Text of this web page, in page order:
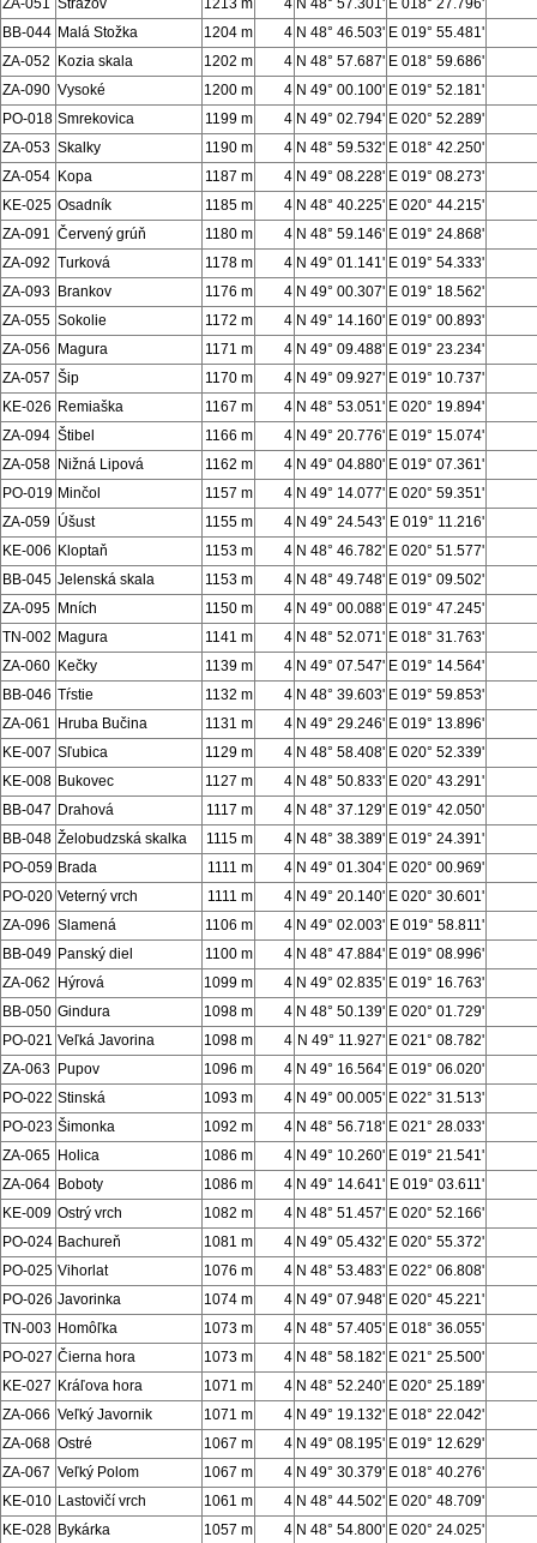
ZA-051 Stražov 1213 m 4 N 48° 57.301' E 018° 27.796'
BB-044 Malá Stožka 1204 m 4 N 48° 46.503' E 019° 55.481'
ZA-052
Kozia skala 1202 m 4 N 48° 57.687' E 018° 59.686'
ZA-090 Vysoké 1200 m 4 N 49° 00.100' E 019° 52.181'
PO-018 Smrekovica 1199 m 4 N 49° 02.794' E 020° 52.289'
ZA-053 Skalky 1190 m 4 N 48° 59.532' E 018° 42.250'
ZA-054 Kopa 1187 m 4 N 49° 08.228' E 019° 08.273'
KE-025 Osadník 1185 m 4 N 48° 40.225' E 020° 44.215'
ZA-091 Červený grúň 1180 m 4 N 48° 59.146' E 019° 24.868'
ZA-092 Turková 1178 m 4 N 49° 01.141' E 019° 54.333'
ZA-093 Brankov 1176 m 4 N 49° 00.307' E 019° 18.562'
ZA-055 Sokolie 1172 m 4 N 49° 14.160' E 019° 00.893'
ZA-056
Magura 1171 m 4 N 49° 09.488' E 019° 23.234'
ZA-057 Šip 1170 m 4 N 49° 09.927' E 019° 10.737'
KE-026 Remiaška 1167 m 4 N 48° 53.051' E 020° 19.894'
ZA-094 Štibel 1166 m 4 N 49° 20.776' E 019° 15.074'
ZA-058 Nižná Lipová 1162 m 4 N 49° 04.880' E 019° 07.361'
PO-019 Minčol 1157 m 4 N 49° 14.077' E 020° 59.351'
ZA-059 Úšust 1155 m 4 N 49° 24.543' E 019° 11.216'
KE-006 Kloptaň 1153 m 4 N 48° 46.782' E 020° 51.577'
BB-045 Jelenská skala 1153 m 4 N 48° 49.748' E 019° 09.502'
ZA-095 Mních 1150 m 4 N 49° 00.088' E 019° 47.245'
TN-002 Magura 1141 m 4 N 48° 52.071' E 018° 31.763'
ZA-060 Kečky 1139 m 4 N 49° 07.547' E 019° 14.564'
BB-046 Tŕstie 1132 m 4 N 48° 39.603' E 019° 59.853'
ZA-061
Hruba Bučina 1131 m 4 N 49° 29.246' E 019° 13.896'
KE-007 Sľubica 1129 m 4 N 48° 58.408' E 020° 52.339'
KE-008 Bukovec 1127 m 4 N 48° 50.833' E 020° 43.291'
BB-047 Drahová 1117 m 4 N 48° 37.129' E 019° 42.050'
BB-048 Želobudzská skalka 1115 m 4 N 48° 38.389' E 019° 24.391'
PO-059 Brada 1111 m 4 N 49° 01.304' E 020° 00.969'
PO-020 Veterný vrch 1111 m 4 N 49° 20.140' E 020° 30.601'
ZA-096 Slamená 1106 m 4 N 49° 02.003' E 019° 58.811'
BB-049 Panský diel 1100 m 4 N 48° 47.884' E 019° 08.996'
ZA-062
Hýrová 1099 m 4 N 49° 02.835' E 019° 16.763'
BB-050 Gindura 1098 m 4 N 48° 50.139' E 020° 01.729'
PO-021 Veľká Javorina 1098 m 4 N 49° 11.927' E 021° 08.782'
ZA-063 Pupov 1096 m 4 N 49° 16.564' E 019° 06.020'
PO-022 Stinská 1093 m 4 N 49° 00.005' E 022° 31.513'
PO-023 Šimonka 1092 m 4 N 48° 56.718' E 021° 28.033'
ZA-065 Holica 1086 m 4 N 49° 10.260' E 019° 21.541'
ZA-064 Boboty 1086 m 4 N 49° 14.641' E 019° 03.611'
KE-009 Ostrý vrch 1082 m 4 N 48° 51.457' E 020° 52.166'
PO-024 Bachureň 1081 m 4 N 49° 05.432' E 020° 55.372'
PO-025 Vihorlat 1076 m 4 N 48° 53.483' E 022° 06.808'
PO-026 Javorinka 1074 m 4 N 49° 07.948' E 020° 45.221'
TN-003 Homôľka 1073 m 4 N 48° 57.405' E 018° 36.055'
PO-027 Čierna hora 1073 m 4 N 48° 58.182' E 021° 25.500'
KE-027 Kráľova hora 1071 m 4 N 48° 52.240' E 020° 25.189'
ZA-066 Veľký Javornik 1071 m 4 N 49° 19.132' E 018° 22.042'
ZA-068 Ostré 1067 m 4 N 49° 08.195' E 019° 12.629'
ZA-067 Veľký Polom 1067 m 4 N 49° 30.379' E 018° 40.276'
KE-010 Lastovičí vrch 1061 m 4 N 48° 44.502' E 020° 48.709'
KE-028 Bykárka 1057 m 4 N 48° 54.800' E 020° 24.025'